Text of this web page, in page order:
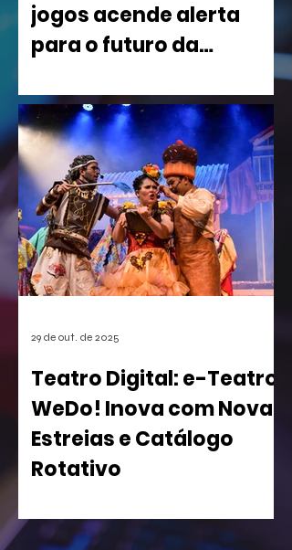
jogos acende alerta
para o futuro da
Nintendo nos Estados Unidos está
causando um rebuliço no mundo dos
games. A empresa conseguiu o registro
de uma mecânica de invocação de
personagens secundários durante o
jogo, uma função super comum em
RPGs e jogos de ação. A medida, que
pode afetar o desenvolvimento de
centenas de futuros títulos, é vista
como um risco, especialmente para os
Teatro Digital: e-Teatro
WeDo! Inova com Novas
Estreias e Catálogo
Rotativo
sua Casa de Espetáculos Virtual com
29 de out. de 2025